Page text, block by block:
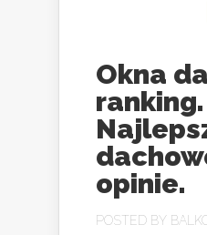
Okna
ranking.
opinie.
POSTED BY